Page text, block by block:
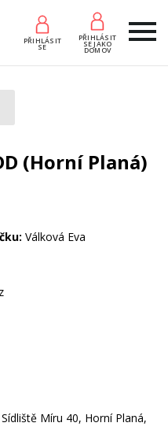
PŘIHLÁSIT
SE
PŘIHLÁSIT
SE JAKO
DOMOV
(Horní Planá)
Válková Eva
Míru 40, Horní Planá,